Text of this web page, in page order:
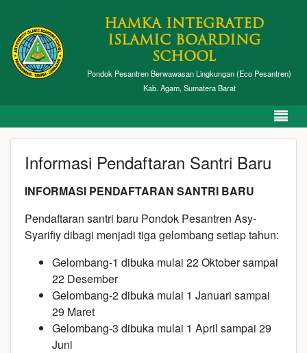
HAMKA INTEGRATED
ISLAMIC BOARDING
SCHOOL
Pondok Pesantren Berwawasan Lingkungan (Eco Pesantren)
Kab. Agam, Sumatera Barat
Informasi Pendaftaran Santri Baru
INFORMASI PENDAFTARAN SANTRI BARU
Pendaftaran santri baru Pondok Pesantren Asy-
Syarifiy dibagi menjadi tiga gelombang setiap tahun:
Gelombang-1 dibuka mulai 22 Oktober sampai
22 Desember
Gelombang-2 dibuka mulai 1 Januari sampai
29 Maret
Gelombang-3 dibuka mulai 1 April sampai 29
Juni